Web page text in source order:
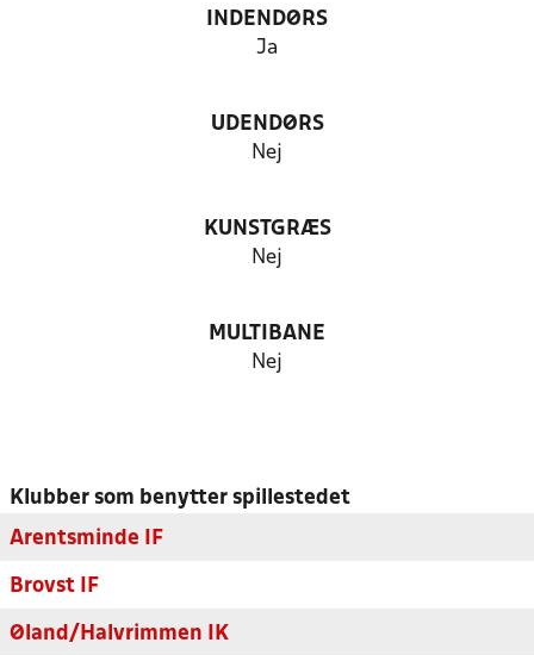
INDENDØRS
Ja
UDENDØRS
Nej
KUNSTGRÆS
Nej
MULTIBANE
Nej
Klubber som benytter spillestedet
Arentsminde IF
Brovst IF
Øland/Halvrimmen IK